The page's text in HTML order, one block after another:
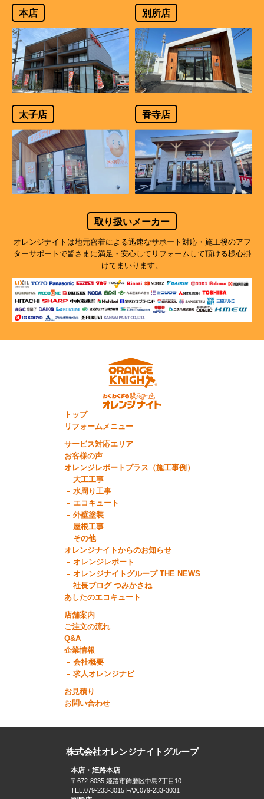
本店 別所店
太子店 香寺店
取り扱いメーカー
オレンジナイトは地元密着による迅速なサポート対応・施工後のアフ
ターサポートで皆さまに満足・安心してリフォームして頂ける様心掛
けてまいります。
トップ
リフォームメニュー
サービス対応エリア
お客様の声
オレンジレポートプラス（施工事例）
大工工事
水周り工事
エコキュート
外壁塗装
屋根工事
その他
オレンジナイトからのお知らせ
オレンジレポート
オレンジナイトグループ THE NEWS
社長ブログ つみかさね
あしたのエコキュート
店舗案内
ご注文の流れ
Q&A
企業情報
会社概要
求人オレンジナビ
お見積り
お問い合わせ
株式会社オレンジナイトグループ
本店・姫路本店
〒672-8035 姫路市飾磨区中島2丁目10
TEL.079-233-3015 FAX.079-233-3031